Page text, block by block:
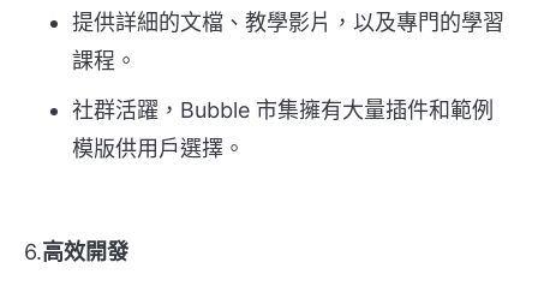
提供詳細的文檔、教學影片，以及專門的學習
課程。
社群活躍，Bubble 市集擁有大量插件和範例
模版供用戶選擇。
6.高效開發